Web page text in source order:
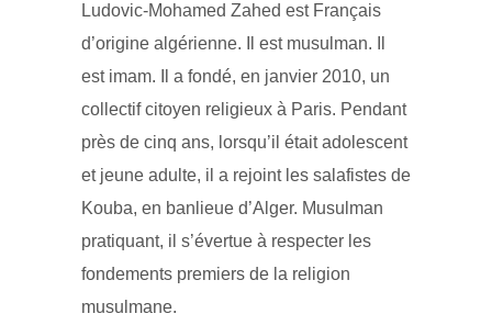
Ludovic-Mohamed Zahed est Français
d’origine algérienne. Il est musulman. Il
est imam. Il a fondé, en janvier 2010, un
collectif citoyen religieux à Paris. Pendant
près de cinq ans, lorsqu’il était adolescent
et jeune adulte, il a rejoint les salafistes de
Kouba, en banlieue d’Alger. Musulman
pratiquant, il s’évertue à respecter les
fondements premiers de la religion
musulmane.